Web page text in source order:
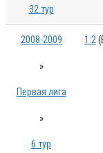
32 тур
2008-2009
»
Первая лига
»
6 тур
1:2